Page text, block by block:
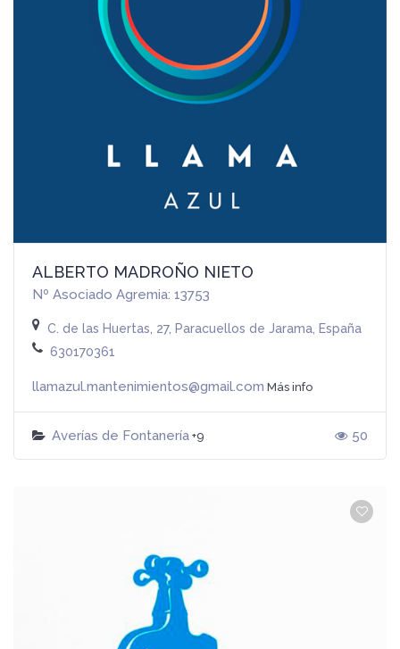
ALBERTO MADROÑO NIETO
Nº Asociado Agremia: 13753
C. de las Huertas, 27, Paracuellos de Jarama, España
630170361
llamazul.mantenimientos@gmail.com Más info
Averías de Fontanería +9 50